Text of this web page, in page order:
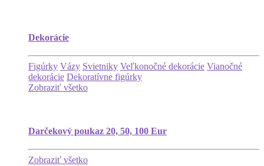
Dekorácie
Figúrky Vázy Svietniky Veľkonočné dekorácie Vianočné
dekorácie Dekoratívne figúrky
Zobraziť všetko
Darčekový poukaz 20, 50, 100 Eur
Zobraziť všetko